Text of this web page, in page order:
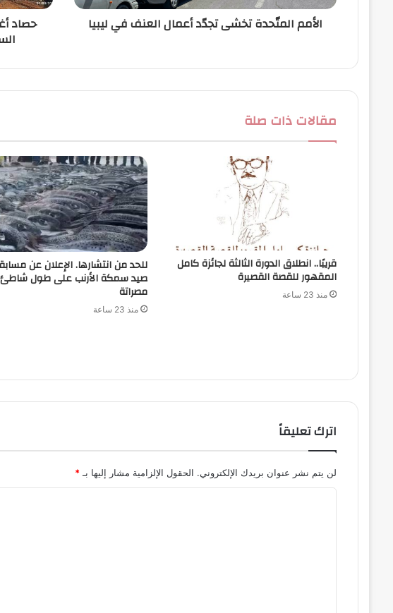
الأمم المتّحدة تخشى تجدّد أعمال العنف في ليبيا حصاد
مقالات ذات صلة
قريبًا.. انطلاق الدورة الثالثة لجائزة كامل
المقهور للقصة القصيرة
منذ 23 ساعة
للحد من انتشارها. الإعلان عن
صيد سمكة الأرنب على طول شاطئ
مصراتة
منذ 23 ساعة
اترك تعليقاً
لن يتم نشر عنوان بريدك الإلكتروني. الحقول الإلزامية مشار إليها بـ*